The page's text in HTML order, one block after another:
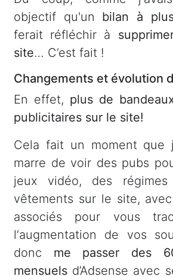
objectif qu'un bilan à
ferait réfléchir à
site… C’est fait !
Changements et évolution
En effet, plus de
publicitaires sur le site!
Cela fait un moment que
marre de voir des pubs
jeux vidéo, des régimes
vêtements sur le site,
associés pour vous
l‘augmentation de vos
donc me passer des
mensuels d’Adsense avec